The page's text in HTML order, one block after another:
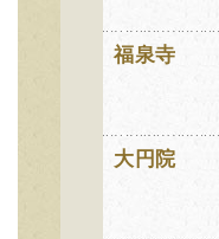
福泉寺
大円院